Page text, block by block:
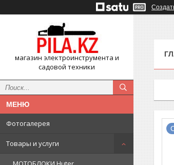
магазин электроинструмента и
садовой техники
Фотогалерея
Товары и услуги